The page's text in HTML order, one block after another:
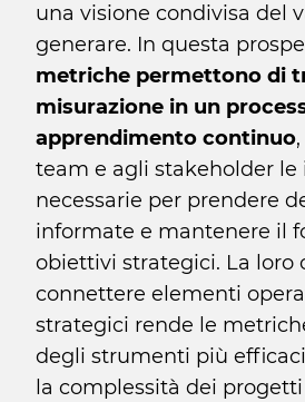
una visione condivisa del
generare. In questa
metriche permettono di
misurazione in un
apprendimento continuo
team e agli stakeholder le
necessarie per prendere
informate e mantenere il
obiettivi strategici. La loro
connettere elementi
strategici rende le
degli strumenti più
la complessità dei